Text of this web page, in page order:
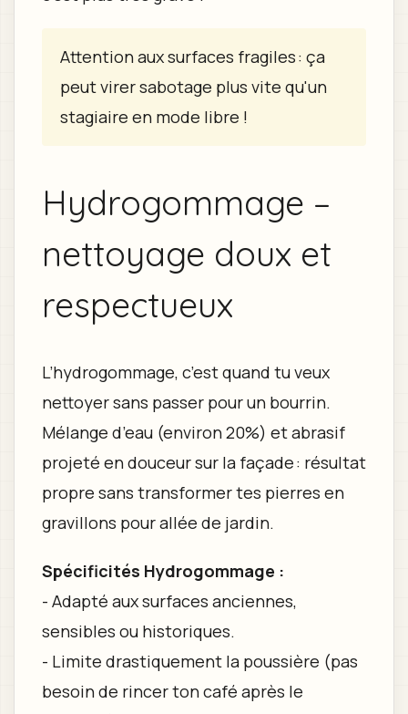
Attention aux surfaces fragiles : ça
peut virer sabotage plus vite qu'un
stagiaire en mode libre !
Hydrogommage –
nettoyage doux et
respectueux
L’hydrogommage, c’est quand tu veux
nettoyer sans passer pour un bourrin.
Mélange d’eau (environ 20%) et abrasif
projeté en douceur sur la façade : résultat
propre sans transformer tes pierres en
gravillons pour allée de jardin.
Spécificités Hydrogommage :
- Adapté aux surfaces anciennes,
sensibles ou historiques.
- Limite drastiquement la poussière (pas
besoin de rincer ton café après le